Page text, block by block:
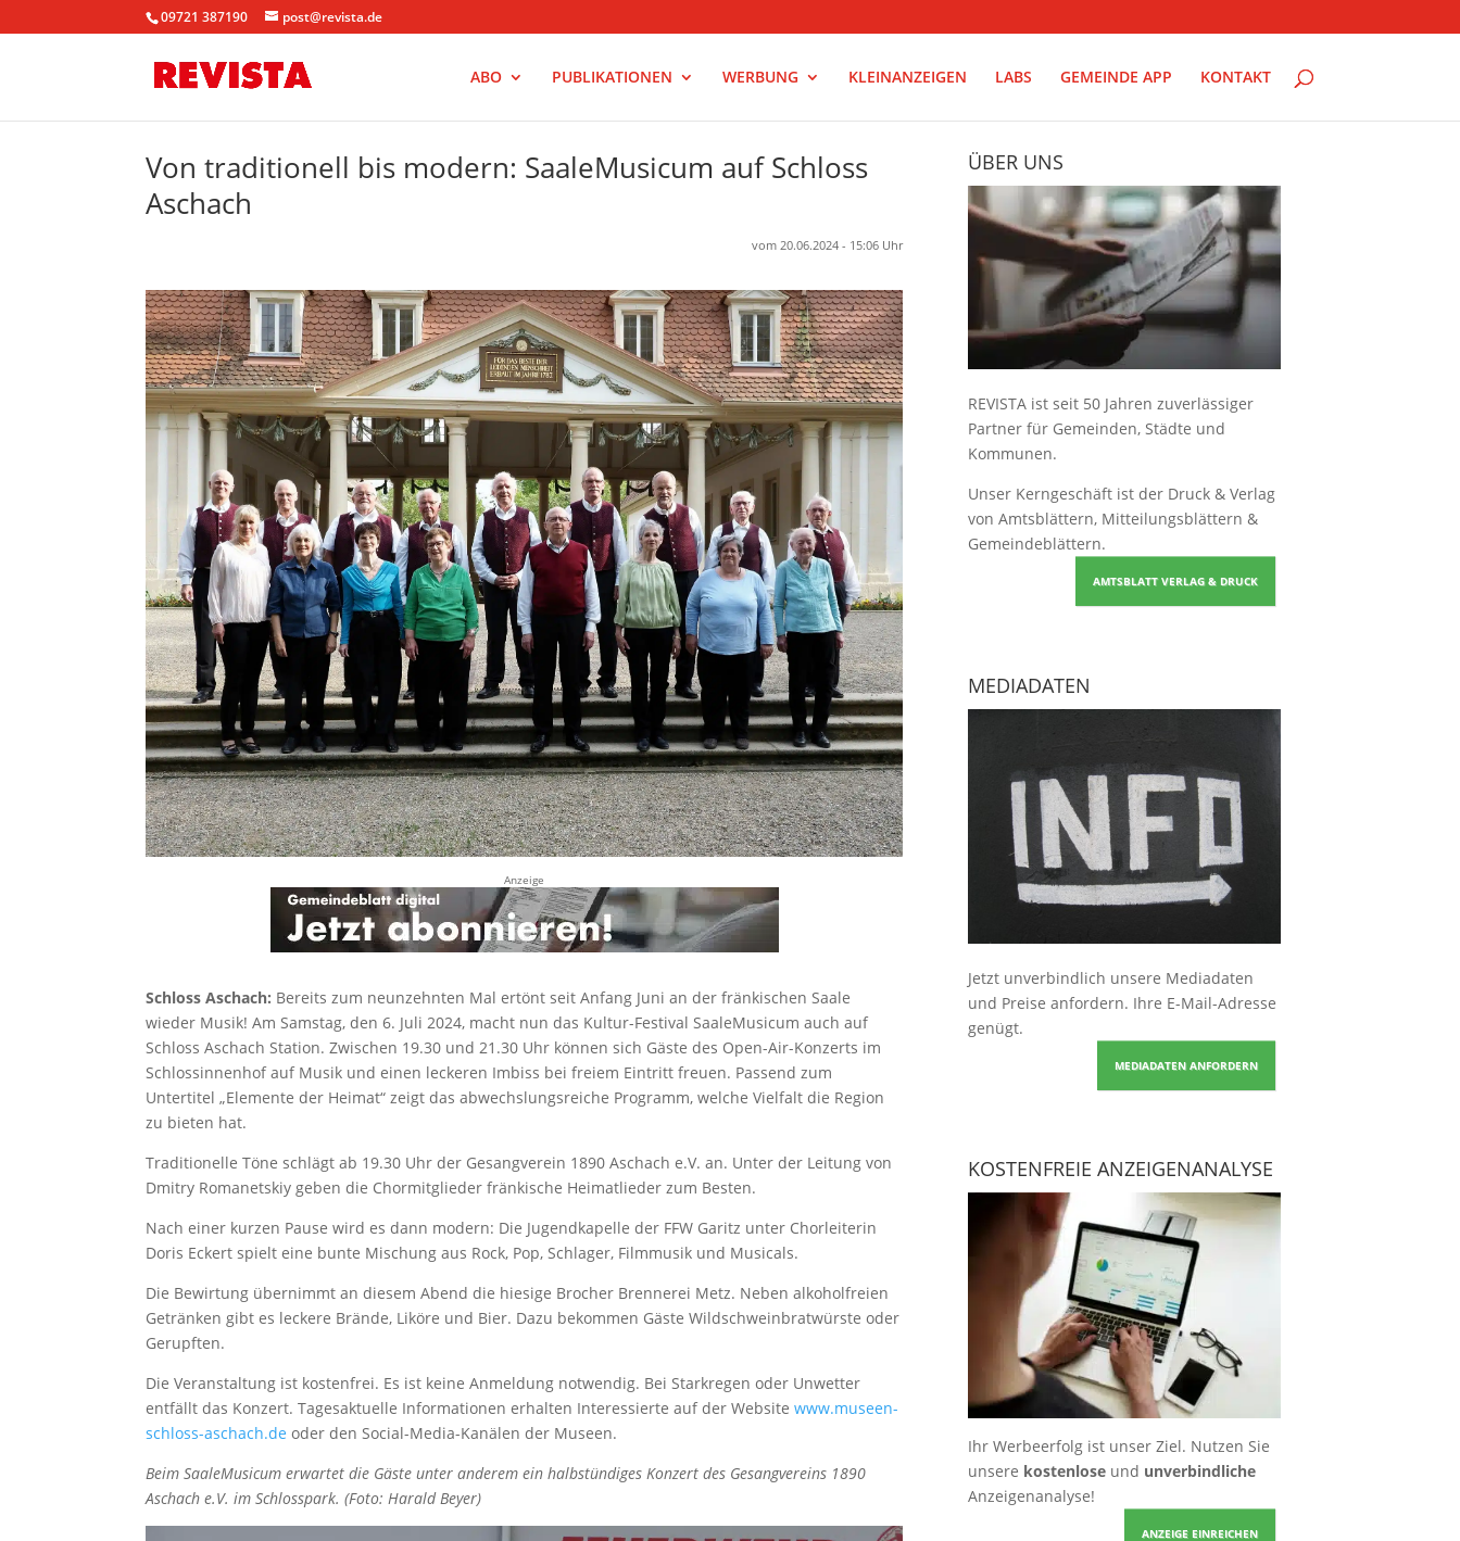
09721 387190 post@revista.de
ABO PUBLIKATIONEN WERBUNG KLEINANZEIGEN LABS GEMEINDE APP KONTAKT
Von traditionell bis modern: SaaleMusicum auf Schloss
Aschach
vom 20.06.2024 - 15:06 Uhr
Anzeige
Schloss Aschach: Bereits zum neunzehnten Mal ertönt seit Anfang Juni an der fränkischen Saale
wieder Musik! Am Samstag, den 6. Juli 2024, macht nun das Kultur-Festival SaaleMusicum auch auf
Schloss Aschach Station. Zwischen 19.30 und 21.30 Uhr können sich Gäste des Open-Air-Konzerts im
Schlossinnenhof auf Musik und einen leckeren Imbiss bei freiem Eintritt freuen. Passend zum
Untertitel „Elemente der Heimat“ zeigt das abwechslungsreiche Programm, welche Vielfalt die Region
zu bieten hat.
Traditionelle Töne schlägt ab 19.30 Uhr der Gesangverein 1890 Aschach e.V. an. Unter der Leitung von
Dmitry Romanetskiy geben die Chormitglieder fränkische Heimatlieder zum Besten.
Nach einer kurzen Pause wird es dann modern: Die Jugendkapelle der FFW Garitz unter Chorleiterin
Doris Eckert spielt eine bunte Mischung aus Rock, Pop, Schlager, Filmmusik und Musicals.
Die Bewirtung übernimmt an diesem Abend die hiesige Brocher Brennerei Metz. Neben alkoholfreien
Getränken gibt es leckere Brände, Liköre und Bier. Dazu bekommen Gäste Wildschweinbratwürste oder
Gerupften.
Die Veranstaltung ist kostenfrei. Es ist keine Anmeldung notwendig. Bei Starkregen oder Unwetter
entfällt das Konzert. Tagesaktuelle Informationen erhalten Interessierte auf der Websitewww.museen-
schloss-aschach.de oder den Social-Media-Kanälen der Museen.
Beim SaaleMusicum erwartet die Gäste unter anderem ein halbstündiges Konzert des Gesangvereins 1890
Aschach e.V. im Schlosspark. (Foto: Harald Beyer)
ÜBER UNS
REVISTA ist seit 50 Jahren zuverlässiger
Partner für Gemeinden, Städte und
Kommunen.
Unser Kerngeschäft ist der Druck & Verlag
von Amtsblättern, Mitteilungsblättern &
Gemeindeblättern.
AMTSBLATT VERLAG & DRUCK
MEDIADATEN
Jetzt unverbindlich unsere Mediadaten
und Preise anfordern. Ihre E-Mail-Adresse
genügt.
MEDIADATEN ANFORDERN
KOSTENFREIE ANZEIGENANALYSE
Ihr Werbeerfolg ist unser Ziel. Nutzen Sie
unsere kostenloseund unverbindliche
Anzeigenanalyse!
ANZEIGE EINREICHEN